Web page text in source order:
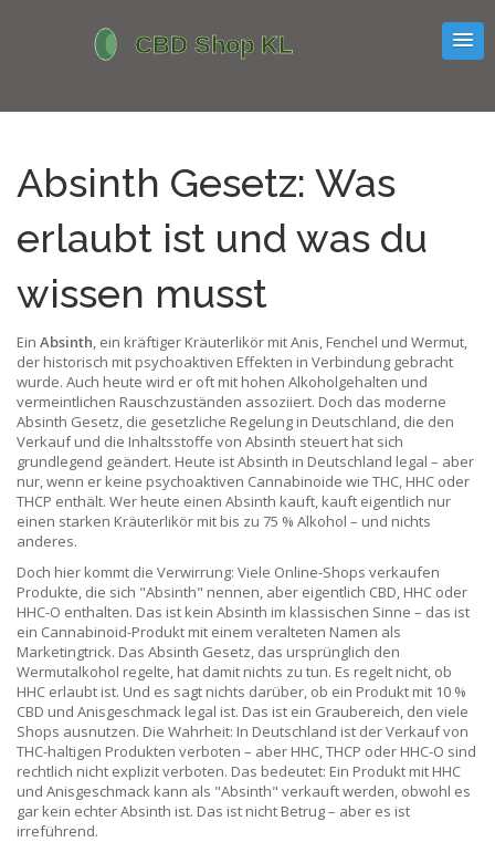
Absinth Gesetz: Was
erlaubt ist und was du
wissen musst
Ein Absinth, ein kräftiger Kräuterlikör mit Anis, Fenchel und Wermut,
der historisch mit psychoaktiven Effekten in Verbindung gebracht
wurde. Auch heute wird er oft mit hohen Alkoholgehalten und
vermeintlichen Rauschzuständen assoziiert. Doch das moderne
Absinth Gesetz, die gesetzliche Regelung in Deutschland, die den
Verkauf und die Inhaltsstoffe von Absinth steuert hat sich
grundlegend geändert. Heute ist Absinth in Deutschland legal – aber
nur, wenn er keine psychoaktiven Cannabinoide wie THC, HHC oder
THCP enthält. Wer heute einen Absinth kauft, kauft eigentlich nur
einen starken Kräuterlikör mit bis zu 75 % Alkohol – und nichts
anderes.
Doch hier kommt die Verwirrung: Viele Online-Shops verkaufen
Produkte, die sich "Absinth" nennen, aber eigentlich CBD, HHC oder
HHC-O enthalten. Das ist kein Absinth im klassischen Sinne – das ist
ein Cannabinoid-Produkt mit einem veralteten Namen als
Marketingtrick. Das Absinth Gesetz, das ursprünglich den
Wermutalkohol regelte, hat damit nichts zu tun. Es regelt nicht, ob
HHC erlaubt ist. Und es sagt nichts darüber, ob ein Produkt mit 10 %
CBD und Anisgeschmack legal ist. Das ist ein Graubereich, den viele
Shops ausnutzen. Die Wahrheit: In Deutschland ist der Verkauf von
THC-haltigen Produkten verboten – aber HHC, THCP oder HHC-O sind
rechtlich nicht explizit verboten. Das bedeutet: Ein Produkt mit HHC
und Anisgeschmack kann als "Absinth" verkauft werden, obwohl es
gar kein echter Absinth ist. Das ist nicht Betrug – aber es ist
irreführend.